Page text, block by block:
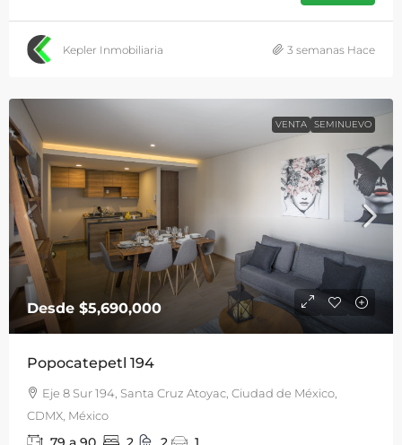
Kepler Inmobiliaria 3 semanas Hace
VENTA SEMINUEVO
Desde $5,690,000
Popocatepetl 194
Eje 8 Sur 194, Santa Cruz Atoyac, Ciudad de México,
CDMX, México